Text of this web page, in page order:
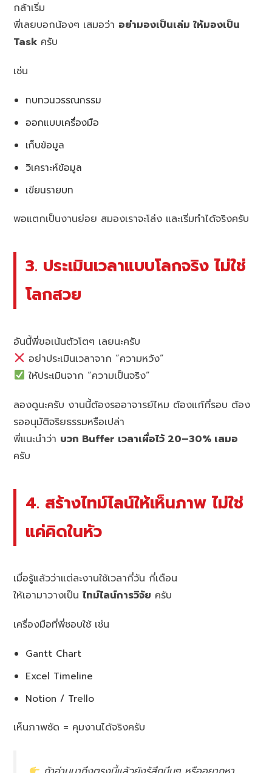
กล้าเริ่ม
พี่เลยบอกน้องๆ เสมอว่า อย่ามองเป็นเล่ม ให้มองเป็น
Task ครับ
เช่น
ทบทวนวรรณกรรม
ออกแบบเครื่องมือ
เก็บข้อมูล
วิเคราะห์ข้อมูล
เขียนรายบท
พอแตกเป็นงานย่อย สมองเราจะโล่ง และเริ่มทำได้จริงครับ
3. ประเมินเวลาแบบโลกจริง ไม่ใช่
โลกสวย
อันนี้พี่ขอเน้นตัวโตๆ เลยนะครับ
อย่าประเมินเวลาจาก “ความหวัง”
ให้ประเมินจาก “ความเป็นจริง”
ลองดูนะครับ งานนี้ต้องรออาจารย์ไหม ต้องแก้กี่รอบ ต้อง
รออนุมัติจริยธรรมหรือเปล่า
พี่แนะนำว่า บวก Buffer เวลาเผื่อไว้ 20–30% เสมอ
ครับ
4. สร้างไทม์ไลน์ให้เห็นภาพ ไม่ใช่
แค่คิดในหัว
เมื่อรู้แล้วว่าแต่ละงานใช้เวลากี่วัน กี่เดือน
ให้เอามาวางเป็นไทม์ไลน์การวิจัย ครับ
เครื่องมือที่พี่ชอบใช้ เช่น
Gantt Chart
Excel Timeline
Notion / Trello
เห็นภาพชัด = คุมงานได้จริงครับ